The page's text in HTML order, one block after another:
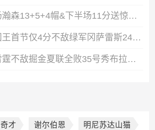
🏀夏联-杨瀚森13+5+4帽&下半场11分送惊艳妙传开拓者力克掘金
🏀夏联-国王首节仅4分不敌绿军冈萨雷斯24+10+5塞纳克10+12
🏀夏联-雷霆不敌掘金夏联全败35号秀布拉齐尔32+6马拉14+7+6
奇才 谢尔伯恩 明尼苏达山猫